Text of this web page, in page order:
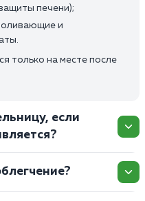
печени);
и
только на месте после
если